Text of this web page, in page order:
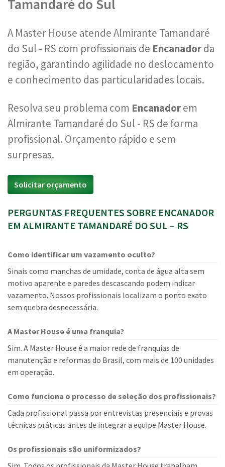
Tamandaré do Sul
A Master House atende Almirante Tamandaré
do Sul - RS com profissionais de Encanadorda
região, garantindo agilidade no deslocamento
e conhecimento das particularidades locais.
Resolva seu problema com Encanadorem
Almirante Tamandaré do Sul - RS de forma
profissional. Orçamento rápido e sem
surpresas.
Solicitar orçamento
PERGUNTAS FREQUENTES SOBRE ENCANADOR
EM ALMIRANTE TAMANDARÉ DO SUL – RS
Como identificar um vazamento oculto?
Sinais como manchas de umidade, conta de água alta sem
motivo aparente e paredes descascando podem indicar
vazamento. Nossos profissionais localizam o ponto exato
sem quebra desnecessária.
A Master House é uma franquia?
Sim. A Master House é a maior rede de franquias de
manutenção e reformas do Brasil, com mais de 100 unidades
em operação.
Como funciona o processo de seleção dos profissionais?
Cada profissional passa por entrevistas presenciais e provas
técnicas práticas antes de integrar a equipe Master House.
Os profissionais são uniformizados?